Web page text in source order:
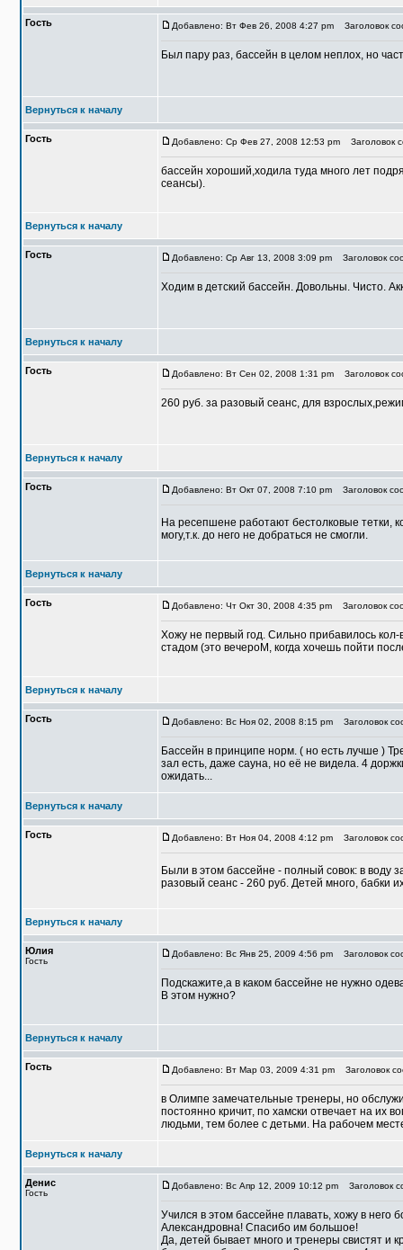
Гость Добавлено: Вт Фев 26, 2008 4:27 pm Заголовок
Был пару раз, бассейн в целом неплох, но
Вернуться к началу
Гость Добавлено: Ср Фев 27, 2008 12:53 pm Заголовок
бассейн хороший,ходила туда много лет
сеансы).
Вернуться к началу
Гость Добавлено: Ср Авг 13, 2008 3:09 pm Заголовок
Ходим в детский бассейн. Довольны. Чисто.
Вернуться к началу
Гость Добавлено: Вт Сен 02, 2008 1:31 pm Заголовок
260 руб. за разовый сеанс, для
Вернуться к началу
Гость Добавлено: Вт Окт 07, 2008 7:10 pm Заголовок
На ресепшене работают бестолковые тетки,
могу,т.к. до него не добраться не смогли.
Вернуться к началу
Гость Добавлено: Чт Окт 30, 2008 4:35 pm Заголовок
Хожу не первый год. Сильно прибавилось
стадом (это вечероМ, когда хочешь пойти
Вернуться к началу
Гость Добавлено: Вс Ноя 02, 2008 8:15 pm Заголовок
Бассейн в принципе норм. ( но есть лучше )
зал есть, даже сауна, но её не видела. 4
ожидать...
Вернуться к началу
Гость Добавлено: Вт Ноя 04, 2008 4:12 pm Заголовок
Были в этом бассейне - полный совок: в воду
разовый сеанс - 260 руб. Детей много, бабки
Вернуться к началу
Юлия
Гость
Добавлено: Вс Янв 25, 2009 4:56 pm Заголовок
Подскажите,а в каком бассейне не нужно
В этом нужно?
Вернуться к началу
Гость Добавлено: Вт Мар 03, 2009 4:31 pm Заголовок
в Олимпе замечательные тренеры, но
постоянно кричит, по хамски отвечает на их
людьми, тем более с детьми. На рабочем
Вернуться к началу
Денис
Гость
Добавлено: Вс Апр 12, 2009 10:12 pm Заголовок
Учился в этом бассейне плавать, хожу в
Александровна! Спасибо им большое!
Да, детей бывает много и тренеры свистят и